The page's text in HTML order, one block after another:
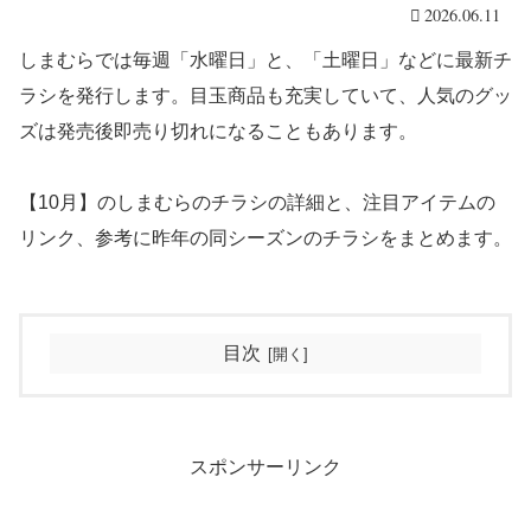
2026.06.11
しまむらでは毎週「水曜日」と、「土曜日」などに最新チ
ラシを発行します。目玉商品も充実していて、人気のグッ
ズは発売後即売り切れになることもあります。
【10月】のしまむらのチラシの詳細と、注目アイテムの
リンク、参考に昨年の同シーズンのチラシをまとめます。
目次
スポンサーリンク